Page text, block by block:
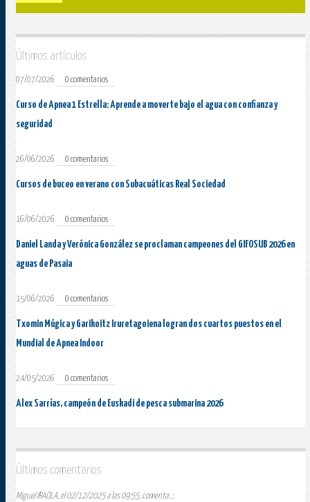
Últimos artículos
07/07/2026 0 comentarios
Curso de Apnea 1 Estrella: Aprende a moverte bajo el agua con confianza y
seguridad
26/06/2026 0 comentarios
Cursos de buceo en verano con Subacuáticas Real Sociedad
16/06/2026 0 comentarios
Daniel Landa y Verónica González se proclaman campeones del GIFOSUB 2026 en
aguas de Pasaia
15/06/2026 0 comentarios
Txomin Múgica y Garikoitz Iruretagoiena logran dos cuartos puestos en el
Mundial de Apnea Indoor
24/05/2026 0 comentarios
Alex Sarrías, campeón de Euskadi de pesca submarina 2026
Últimos comentarios
Miguel IRAOLA, el 02/12/2025 a las 09:55, comenta...: